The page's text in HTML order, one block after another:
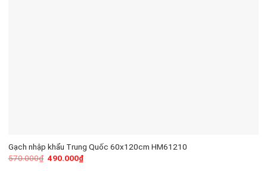
Gạch nhập khẩu Trung Quốc 60x120cm HM61210
570.000₫ 490.000₫